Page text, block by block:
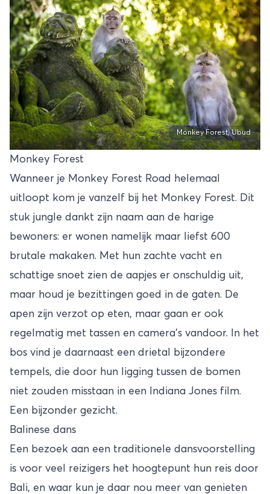
Monkey Forest, Ubud
Monkey Forest
Wanneer je Monkey Forest Road helemaal
uitloopt kom je vanzelf bij het Monkey Forest. Dit
stuk jungle dankt zijn naam aan de harige
bewoners: er wonen namelijk maar liefst 600
brutale makaken. Met hun zachte vacht en
schattige snoet zien de aapjes er onschuldig uit,
maar houd je bezittingen goed in de gaten. De
apen zijn verzot op eten, maar gaan er ook
regelmatig met tassen en camera’s vandoor. In het
bos vind je daarnaast een drietal bijzondere
tempels, die door hun ligging tussen de bomen
niet zouden misstaan in een Indiana Jones film.
Een bijzonder gezicht.
Balinese dans
Een bezoek aan een traditionele dansvoorstelling
is voor veel reizigers het hoogtepunt hun reis door
Bali, en waar kun je daar nou meer van genieten